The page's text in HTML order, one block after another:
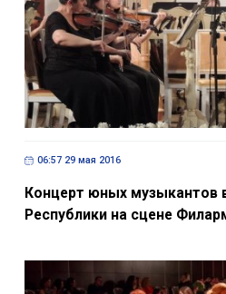
06:57 29 мая 2016
Концерт юных музыкантов
Республики на сцене